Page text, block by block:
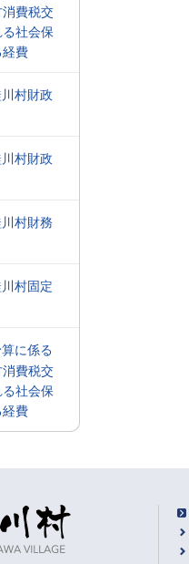
費税交
社会保
費
村財政
村財政
村財務
村固定
に係る
費税交
社会保
費